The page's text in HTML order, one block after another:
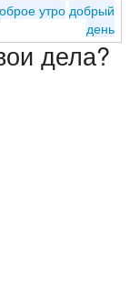
утродобрый
день
дела?